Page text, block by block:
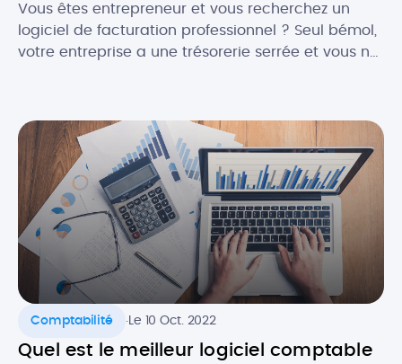
Vous êtes entrepreneur et vous recherchez un
logiciel de facturation professionnel ? Seul bémol,
votre entreprise a une trésorerie serrée et vous ne
gratuit ET efficace ! Selon vos besoins, il […]
Comptabilité .Le 10 Oct. 2022
Quel est le meilleur logiciel comptable